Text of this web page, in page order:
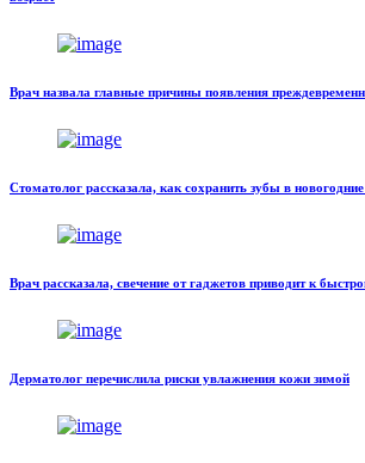
Врач назвала главные причины появления
Стоматолог рассказала, как сохранить зубы в
Врач рассказала, свечение от гаджетов приводит к
Дерматолог перечислила риски увлажнения кожи зимой